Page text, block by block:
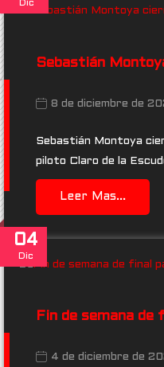
Dic
Sebastián
8 de diciembre de
Sebastián Montoya
piloto Claro de la
Leer Mas...
04
Dic
Fin de semana
4 de diciembre de